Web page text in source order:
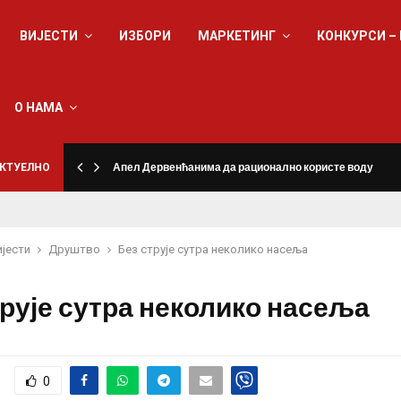
ВИЈЕСТИ ИЗБОРИ МАРКЕТИНГ КОНКУРСИ
О НАМА
Апел Дервенћанима да рационално користе воду
Друштво Без струје сутра неколико насеља
сутра неколико насеља
0